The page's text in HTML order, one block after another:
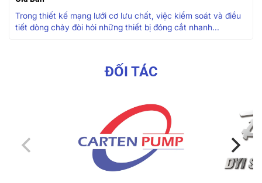
Trong thiết kế mạng lưới cơ lưu chất, việc kiểm soát và điều
tiết dòng chảy đòi hỏi những thiết bị đóng cắt nhanh...
ĐỐI TÁC